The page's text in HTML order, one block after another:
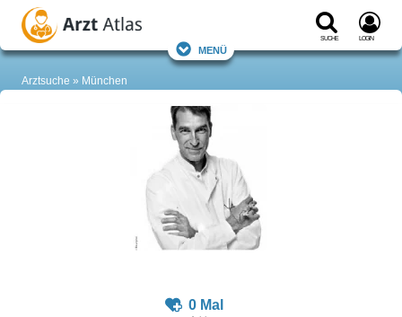
Suche Login
Menü
Arztsuche München
0 Mal